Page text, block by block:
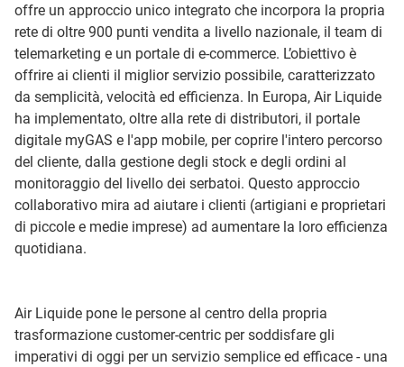
offre un approccio unico integrato che incorpora la propria
rete di oltre 900 punti vendita a livello nazionale, il team di
telemarketing e un portale di e-commerce. L’obiettivo è
offrire ai clienti il miglior servizio possibile, caratterizzato
da semplicità, velocità ed efficienza. In Europa, Air Liquide
ha implementato, oltre alla rete di distributori, il portale
digitale myGAS e l'app mobile, per coprire l'intero percorso
del cliente, dalla gestione degli stock e degli ordini al
monitoraggio del livello dei serbatoi. Questo approccio
collaborativo mira ad aiutare i clienti (artigiani e proprietari
di piccole e medie imprese) ad aumentare la loro efficienza
quotidiana.
Air Liquide pone le persone al centro della propria
trasformazione customer-centric per soddisfare gli
imperativi di oggi per un servizio semplice ed efficace - una